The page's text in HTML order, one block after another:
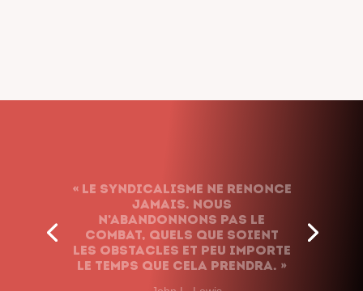
jamais. Nous
n’abandonnons pas le
combat, quels que soient
les obstacles et peu importe
le temps que cela prendra. »